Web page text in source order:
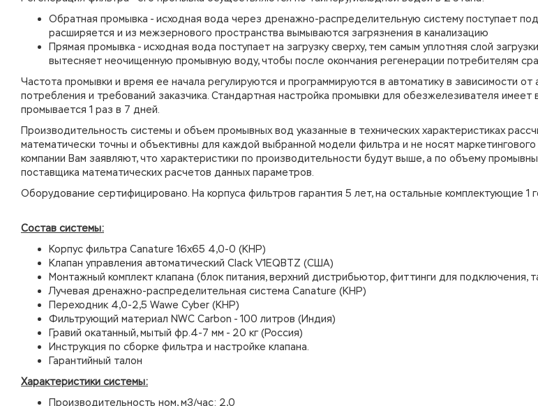
Обратная промывка - исходная вода через дренажно-распределительную систему поступает под
расширяется и из межзернового пространства вымываются загрязнения в канализацию
Прямая промывка - исходная вода поступает на загрузку сверху, тем самым уплотняя слой
вытесняет неочищенную промывную воду, чтобы после окончания регенерации потребителям
Частота промывки и время ее начала регулируются и программируются в автоматику в зависимости
потребления и требований заказчика. Стандартная настройка промывки для обезжелезивателя имеет
промывается 1 раз в 7 дней.
Производительность системы и объем промывных вод указанные в технических характеристиках
математически точны и объективны для каждой выбранной модели фильтра и не носят маркетингового
компании Вам заявляют, что характеристики по производительности будут выше, а по объему
поставщика математических расчетов данных параметров.
Оборудование сертифицировано. На корпуса фильтров гарантия 5 лет, на остальные комплектующие 1
Состав системы:
Корпус фильтра Canature 16х65 4,0-0 (КНР)
Клапан управления автоматический Clack V1EQBTZ (США)
Монтажный комплект клапана (блок питания, верхний дистрибьютор, фиттинги для подключения,
Лучевая дренажно-распределительная система Canature (КНР)
Переходник 4,0-2,5 Wawe Cyber (КНР)
Фильтрующий материал NWC Carbon - 100 литров (Индия)
Гравий окатанный, мытый фр.4-7 мм - 20 кг (Россия)
Инструкция по сборке фильтра и настройке клапана.
Гарантийный талон
Характеристики системы:
Производительность ном, м3/час: 2,0